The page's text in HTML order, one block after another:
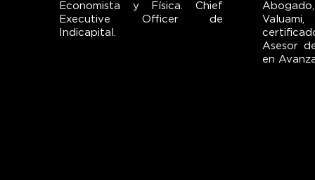
Economista y Física. Chief
Executive Officer de
Indicapital.
Asesor
en